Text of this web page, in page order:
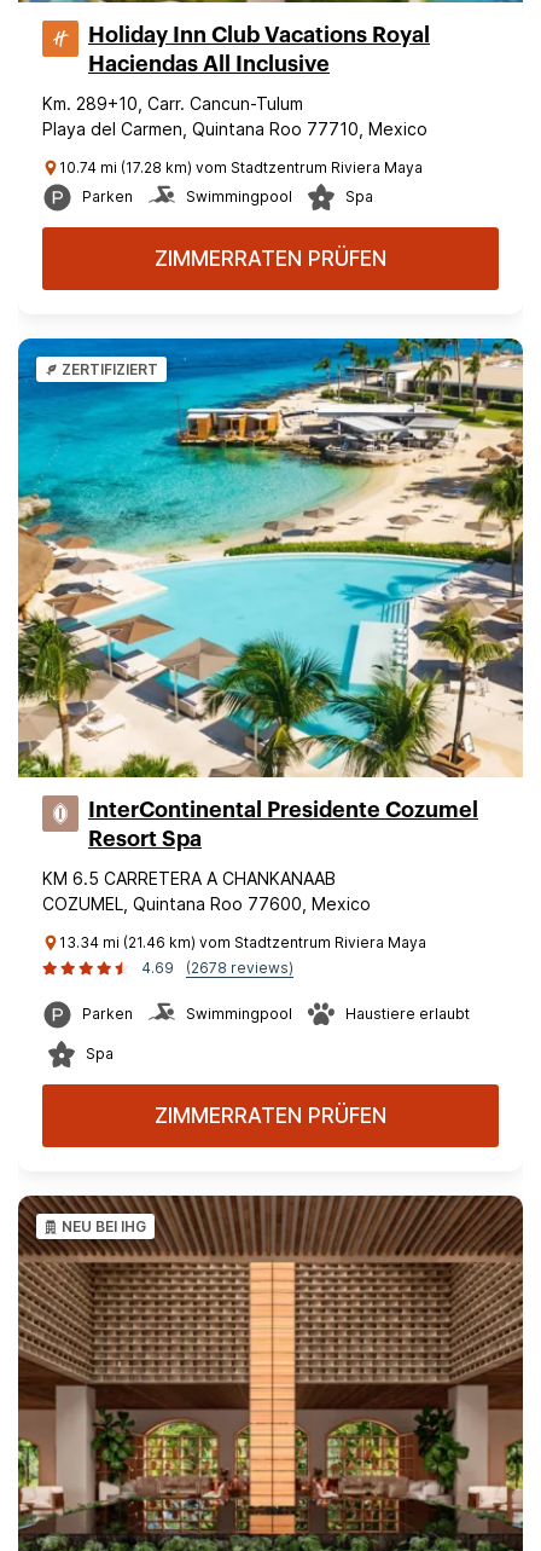
Holiday Inn Club Vacations Royal
Haciendas All Inclusive
Km. 289+10, Carr. Cancun-Tulum
Playa del Carmen, Quintana Roo 77710, Mexico
10.74 mi (17.28 km) vom Stadtzentrum Riviera Maya
Parken
Swimmingpool Spa
ZIMMERRATEN PRÜFEN
ZERTIFIZIERT
InterContinental Presidente Cozumel
Resort Spa
KM 6.5 CARRETERA A CHANKANAAB
COZUMEL, Quintana Roo 77600, Mexico
13.34 mi (21.46 km) vom Stadtzentrum Riviera Maya
4.69
(2678 reviews)
Parken Swimmingpool Haustiere erlaubt
Spa
ZIMMERRATEN PRÜFEN
NEU BEI IHG